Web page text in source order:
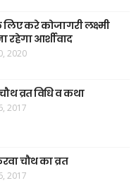
करे कोजागरी लक्ष्मी
रहेगा आर्शीवाद
2020
व्रत विधि व कथा
2017
चौथ का व्रत
2017